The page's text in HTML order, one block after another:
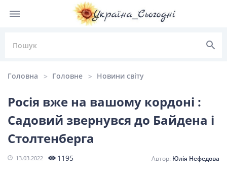
НОВИНИ УКРАЇНИ
новини
Політика
Головна Головне Новини світу
Росія вже на вашому кордоні :
Садовий звернувся до Байдена і
Столтенберга
13.03.2022 1195 Юлія Нефедова